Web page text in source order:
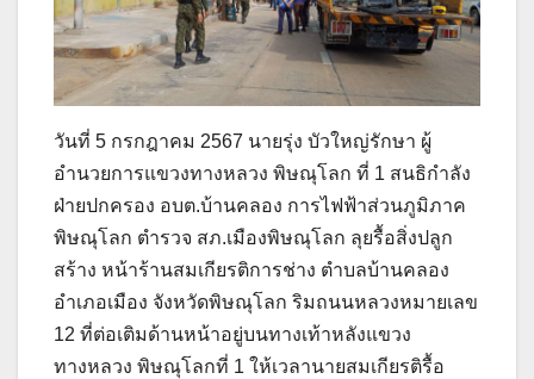
วันที่ 5 กรกฎาคม 2567 นายรุ่ง บัวใหญ่รักษา ผู้
อำนวยการแขวงทางหลวง พิษณุโลก ที่ 1 สนธิกำลัง
ฝ่ายปกครอง อบต.บ้านคลอง การไฟฟ้าส่วนภูมิภาค
พิษณุโลก ตำรวจ สภ.เมืองพิษณุโลก ลุยรื้อสิ่งปลูก
สร้าง หน้าร้านสมเกียรติการช่าง ตำบลบ้านคลอง
อำเภอเมือง จังหวัดพิษณุโลก ริมถนนหลวงหมายเลข
12 ที่ต่อเติมด้านหน้าอยู่บนทางเท้าหลังแขวง
ทางหลวง พิษณุโลกที่ 1 ให้เวลานายสมเกียรติรื้อ